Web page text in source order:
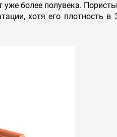
более полувека.
хотя его плотность в